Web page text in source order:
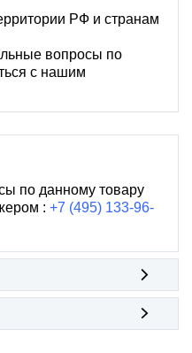
РФ и странам
вопросы по
с нашим
по данному товару
: +7 (495) 133-96-